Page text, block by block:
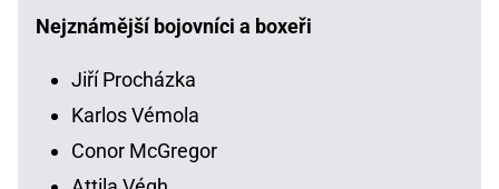
Nejznámější bojovníci a boxeři
Jiří Procházka
Karlos Vémola
Conor McGregor